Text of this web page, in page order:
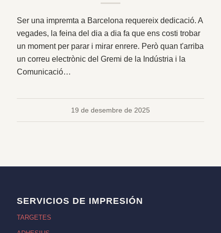
Ser una impremta a Barcelona requereix dedicació. A
vegades, la feina del dia a dia fa que ens costi trobar
un moment per parar i mirar enrere. Però quan t'arriba
un correu electrònic del Gremi de la Indústria i la
Comunicació…
19 de desembre de 2025
SERVICIOS DE IMPRESIÓN
TARGETES